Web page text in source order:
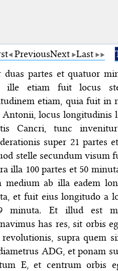
PreviousNext Last
duas partes et quatuor
ille etiam fuit locus
etiam, quia fuit in
locus longitudinis
Cancri, tunc
super 21 partes
stelle secundum visum
illa 100 partes et 50
medium ab illa eadem
et fuit eius longitudo a
minuta. Et illud est
has res, sit orbis
revolutionis, supra quem
ADG, et ponam
E, et centrum orbis